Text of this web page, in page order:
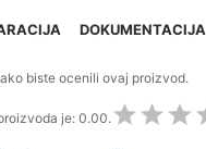
DOKUMENTACIJA
biste ocenili ovaj proizvod.
je: 0.00.